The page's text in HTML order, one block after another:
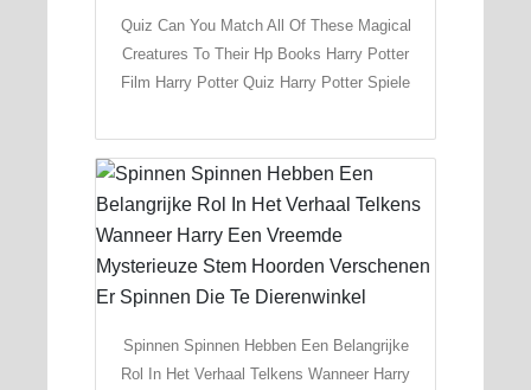
Quiz Can You Match All Of These Magical
Creatures To Their Hp Books Harry Potter
Film Harry Potter Quiz Harry Potter Spiele
Spinnen Spinnen Hebben Een Belangrijke
Rol In Het Verhaal Telkens Wanneer Harry